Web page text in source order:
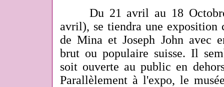
Du 21 avril au 18
avril), se tiendra une exposition
de Mina et Joseph John avec
brut ou populaire suisse. Il
soit ouverte au public en
Parallèlement à l'expo, le